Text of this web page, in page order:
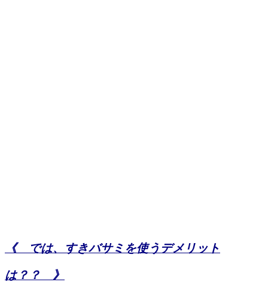
《 では、すきバサミを使うデメリット
は？？ 》